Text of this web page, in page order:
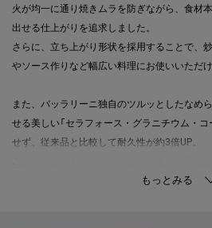
火が均一に通り焼きムラを防ぎながら、食材
出せる仕上がりを追求しました。
さらに、立ち上がり形状を採用することで、
やソース作りなど幅広い料理にお使いいただけ
また、バッラリーニ独自のツルッとしたなめ
せる美しい「セラフォース・グラニチウム・コ
せず、従来品と比較して耐久性が約3倍UP。